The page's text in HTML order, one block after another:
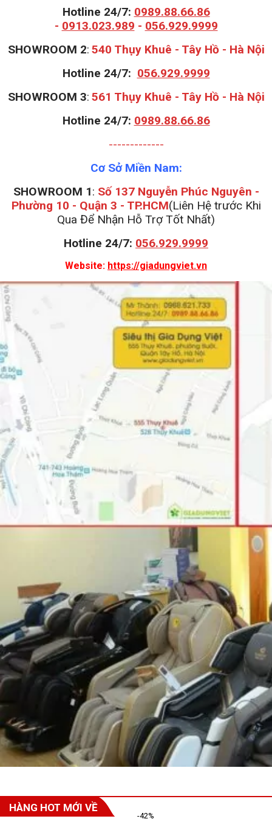
Hotline 24/7: 0989.88.66.86
- 0913.023.989 - 056.929.9999
SHOWROOM 2: 540 Thụy Khuê - Tây Hồ - Hà Nội
Hotline 24/7: 056.929.9999
SHOWROOM 3: 561 Thụy Khuê - Tây Hồ - Hà Nội
Hotline 24/7: 0989.88.66.86
-------------
Cơ Sở Miền Nam:
SHOWROOM 1: Số 137 Nguyễn Phúc Nguyên -
Phường 10 - Quận 3 - TP.HCM(Liên Hệ trước Khi
Qua Để Nhận Hỗ Trợ Tốt Nhất)
Hotline 24/7: 056.929.9999
Website: https://giadungviet.vn
HÀNG HOT MỚI VỀ
-42%